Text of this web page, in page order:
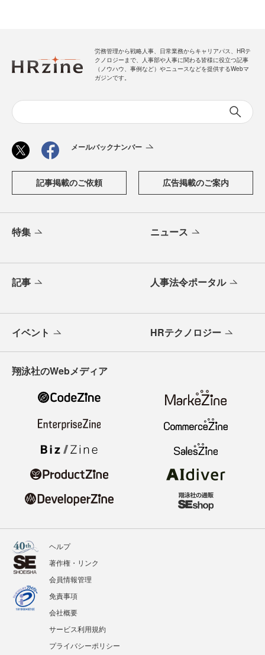
労務管理から戦略人事、日常業務からキャリアパス、HRテ
クノロジーまで、人事部や人事に関わる皆様に役立つ記事
（ノウハウ、事例など）やニュースなどを提供するWebマ
ガジンです。
メールバックナンバー
記事掲載のご依頼 広告掲載のご案内
特集 ニュース
記事 人事法令ポータル
イベント HRテクノロジー
翔泳社のWebメディア
ヘルプ
著作権・リンク
会員情報管理
免責事項
会社概要
サービス利用規約
プライバシーポリシー